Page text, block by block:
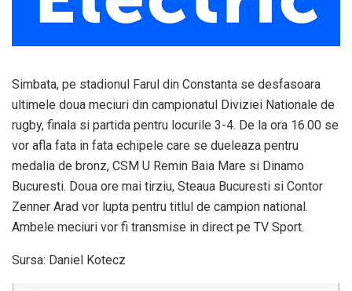
Simbata, pe stadionul Farul din Constanta se desfasoara
ultimele doua meciuri din campionatul Diviziei Nationale de
rugby, finala si partida pentru locurile 3-4. De la ora 16.00 se
vor afla fata in fata echipele care se dueleaza pentru
medalia de bronz, CSM U Remin Baia Mare si Dinamo
Bucuresti. Doua ore mai tirziu, Steaua Bucuresti si Contor
Zenner Arad vor lupta pentru titlul de campion national.
Ambele meciuri vor fi transmise in direct pe TV Sport.
Sursa: Daniel Kotecz